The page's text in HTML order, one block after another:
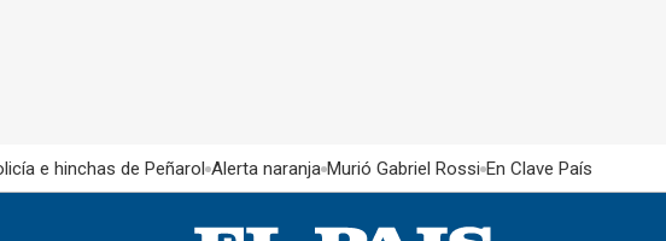
e hinchas de Peñarol Alerta naranja Murió Gabriel Rossi En Clave País